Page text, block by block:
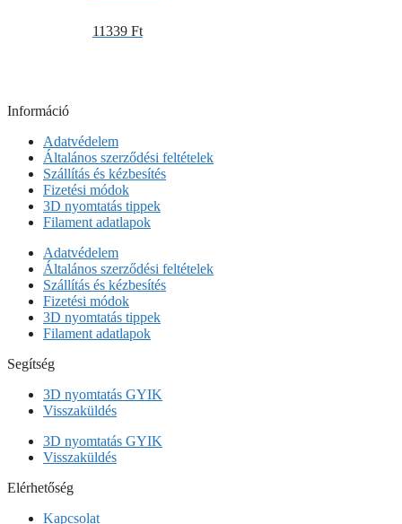
11339 Ft
Információ
Adatvédelem
Általános szerződési feltételek
Szállítás és kézbesítés
Fizetési módok
3D nyomtatás tippek
Filament adatlapok
Adatvédelem
Általános szerződési feltételek
Szállítás és kézbesítés
Fizetési módok
3D nyomtatás tippek
Filament adatlapok
Segítség
3D nyomtatás GYIK
Visszaküldés
3D nyomtatás GYIK
Visszaküldés
Elérhetőség
Kapcsolat